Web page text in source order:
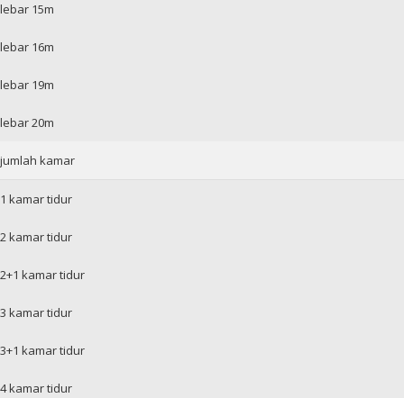
lebar 15m
lebar 16m
lebar 19m
lebar 20m
jumlah kamar
1 kamar tidur
2 kamar tidur
2+1 kamar tidur
3 kamar tidur
3+1 kamar tidur
4 kamar tidur